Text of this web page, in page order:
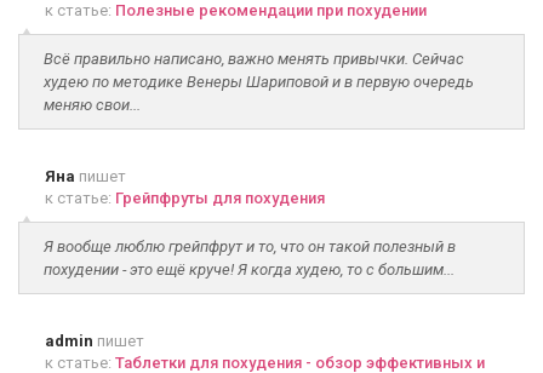
к статье: Полезные рекомендации при похудении
Всё правильно написано, важно менять привычки. Сейчас
худею по методике Венеры Шариповой и в первую очередь
меняю свои...
Яна пишет
к статье: Грейпфруты для похудения
Я вообще люблю грейпфрут и то, что он такой полезный в
похудении - это ещё круче! Я когда худею, то с большим...
admin пишет
к статье: Таблетки для похудения - обзор эффективных и